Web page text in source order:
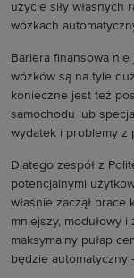
użycie siły własnych
wózkach
Bariera finansowa
wózków są na tyle
konieczne jest też
samochodu lub
wydatek i problemy z
Dlatego zespół z
potencjalnymi
właśnie zaczął
mniejszy, modułowy
maksymalny pułap
będzie automatyczny